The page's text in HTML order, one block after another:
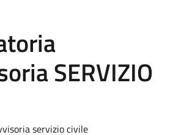
SERVIZIO
servizio civile